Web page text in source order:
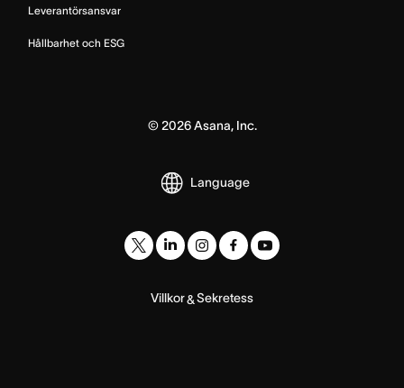
Leverantörsansvar
Hållbarhet och ESG
©2026Asana, Inc.
Language
Villkor&Sekretess